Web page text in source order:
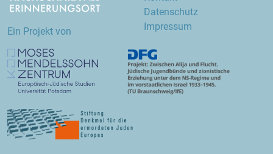
Ein Projekt von
Datenschutz
Impressum